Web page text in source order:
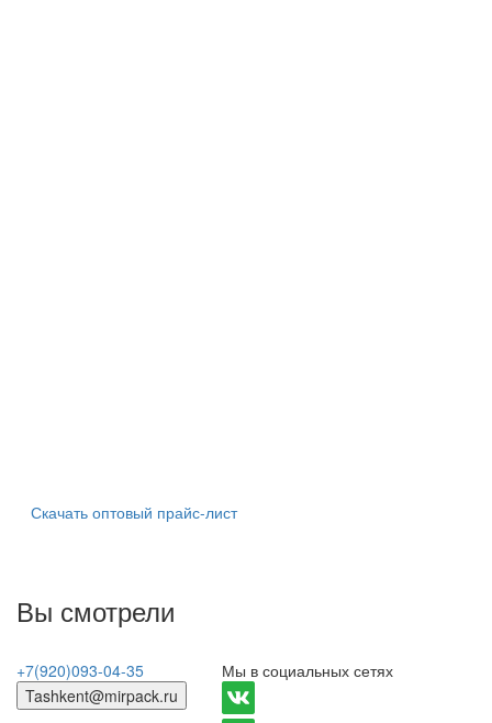
Скачать оптовый прайс-лист
Вы смотрели
+7(920)093-04-35
Tashkent@mirpack.ru
Мы в социальных сетях